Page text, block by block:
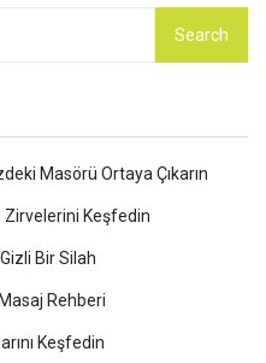
Masörü Ortaya Çıkarın
Keşfedin
Bir Silah
Rehberi
Keşfedin